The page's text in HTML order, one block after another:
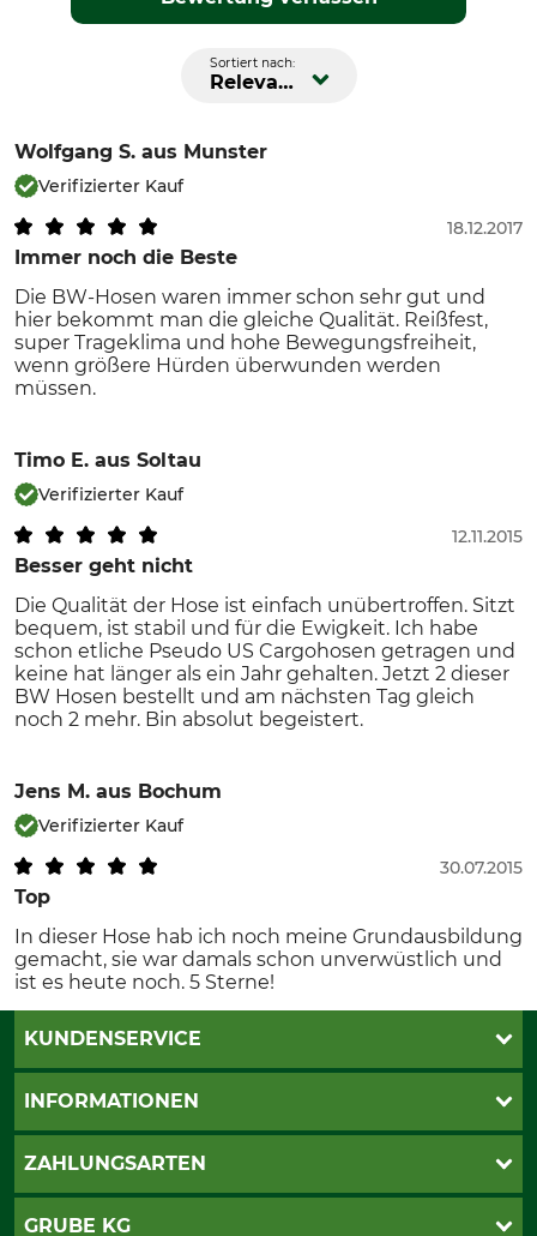
Sortiert nach:
Relevanz
Wolfgang S. aus Munster
Verifizierter Kauf
Immer noch die Beste
18.12.2017
Die BW-Hosen waren immer schon sehr gut und
hier bekommt man die gleiche Qualität. Reißfest,
super Trageklima und hohe Bewegungsfreiheit,
wenn größere Hürden überwunden werden
müssen.
Timo E. aus Soltau
Verifizierter Kauf
Besser geht nicht
12.11.2015
Die Qualität der Hose ist einfach unübertroffen. Sitzt
bequem, ist stabil und für die Ewigkeit. Ich habe
schon etliche Pseudo US Cargohosen getragen und
keine hat länger als ein Jahr gehalten. Jetzt 2 dieser
BW Hosen bestellt und am nächsten Tag gleich
noch 2 mehr. Bin absolut begeistert.
Jens M. aus Bochum
Verifizierter Kauf
Top
30.07.2015
In dieser Hose hab ich noch meine Grundausbildung
gemacht, sie war damals schon unverwüstlich und
ist es heute noch. 5 Sterne!
KUNDENSERVICE
Live-Shopping
INFORMATIONEN
AGB
ZAHLUNGSARTEN
PayPal
GRUBE KG